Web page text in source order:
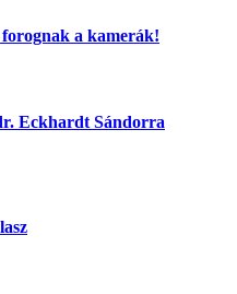
a kamerák!
Eckhardt Sándorra